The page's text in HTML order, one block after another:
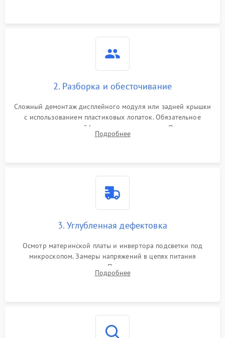
2. Разборка и обесточивание
Сложный демонтаж дисплейного модуля или задней крышки
с использованием пластиковых лопаток. Обязательное
отключение шлейфов матрицы и питания. Очистка
массивной системы охлаждения от скопившейся пыли.
Подробнее
3. Углубленная дефектовка
Осмотр материнской платы и инвертора подсветки под
микроскопом. Замеры напряжений в цепях питания
процессора и видеокарты. Проверка состояния жесткого
диска и оперативной памяти с помощью POST-карт и
Подробнее